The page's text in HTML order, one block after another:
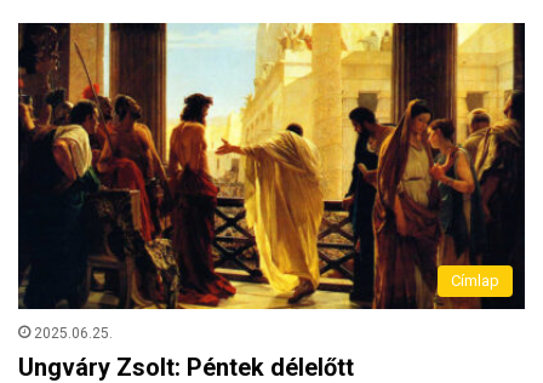
Címlap
2025.06.25.
Ungváry Zsolt: Péntek délelőtt